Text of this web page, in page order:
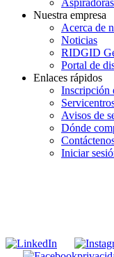
Nuestra empresa
Acerca de
Noticias
RIDGID
Portal de
Enlaces rápidos
Inscripción
Avisos de
Dónde
Iniciar